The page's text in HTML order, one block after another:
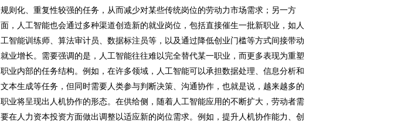
规则化、重复性较强的任务，从而减少对某些传统岗位的劳动力市场需求；另一方
面，人工智能也会通过多种渠道创造新的就业岗位，包括直接催生一批新职业，如人
工智能训练师、算法审计员、数据标注员等，以及通过降低创业门槛等方式间接带动
就业增长。需要强调的是，人工智能往往难以完全替代某一职业，而更多表现为重塑
职业内部的任务结构。例如，在许多领域，人工智能可以承担数据处理、信息分析和
文本生成等任务，但同时需要人类参与判断决策、沟通协作，也就是说，越来越多的
职业将呈现出人机协作的形态。在供给侧，随着人工智能应用的不断扩大，劳动者需
要在人力资本投资方面做出调整以适应新的岗位需求。例如，提升人机协作能力、创